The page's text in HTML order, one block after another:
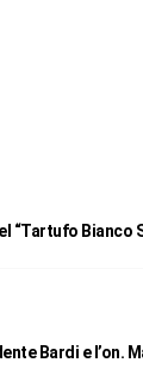
“Tartufo Bianco
Bardi e l’on.